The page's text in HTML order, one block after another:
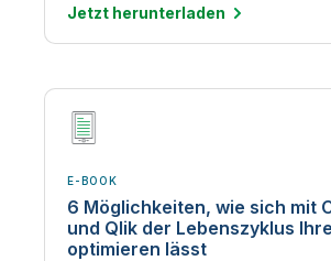
Jetzt herunterladen
E-BOOK
6 Möglichkeiten, wie sich mit
und Qlik der Lebenszyklus
optimieren lässt